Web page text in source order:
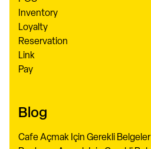
Inventory
Loyalty
Reservation
Link
Pay
Blog
Cafe Açmak Için Gerekli Belgeler